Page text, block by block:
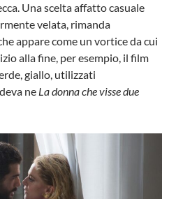
Una scelta affatto casuale
velata, rimanda
appare come un vortice da cui
alla fine, per esempio, il film
giallo, utilizzati
ne La donna che visse due